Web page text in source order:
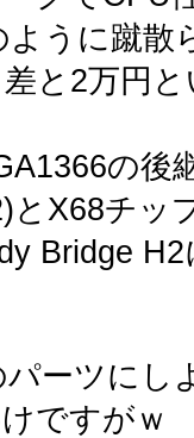
うに蹴散
と2万円
の後
とX68チッ
Bridge
ーツにし
ですがｗ